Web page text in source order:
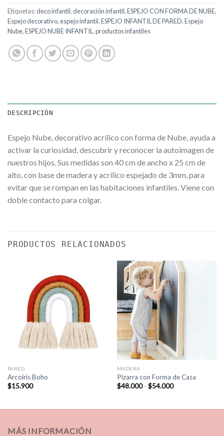
Etiquetas:deco infantil,decoración infantil,ESPEJO CON FORMA DE NUBE,
Espejo decorativo, espejo infantil,ESPEJO INFANTIL DE PARED,Espejo
Nube,ESPEJO NUBE INFANTIL ,productos infantiles
DESCRIPCIÓN
Espejo Nube, decorativo acrílico con forma de Nube, ayuda a
activar la curiosidad, descubrir y reconocer la autoimagen de
nuestros hijos. Sus medidas son 40 cm de ancho x 25 cm de
alto, con base de madera y acrílico espejado de 3mm, para
evitar que se rompan en las habitaciones infantiles. Viene con
doble contacto para colgar.
PRODUCTOS RELACIONADOS
PARED
Arcoíris Boho
$15.900
MADERA
Pizarra con Forma de Casa
$48.000 - $54.000Rango
$48.000
MÁS INFORMACIÓN